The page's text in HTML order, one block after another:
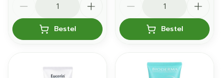
Bestel Bestel